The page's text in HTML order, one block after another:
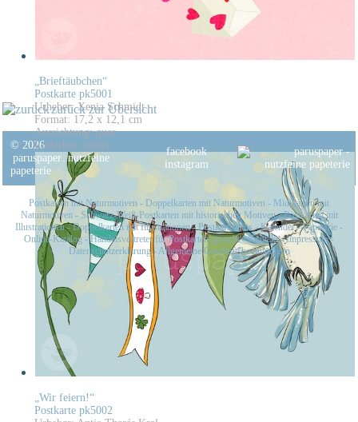
„Brieftäubchen“
Postkarte pk5001
Urheber: Xenia Schmidt
Format: 17,2 x 12,1 cm
Ausrichtung: quer
Lieferbar: sofort
„Wir feiern!“
Postkarte pk5002
zurück zur Übersicht
© 2026
paruspaper. nutzfeine
papeterie
facebook
instagram
Postkarten mit Naturmotiven - Doppelkarten mit Naturmotiven - Midikarten mit
Naturmotiven - Schwarz-Weiß-Postkarten mit historischen Motiven-Postkarten mit
Illustrationen-Doppelkarten mit Illustrationen-Postkartensets-Kalender-Papeterie -
Online-Katalog -Handelsvertreter für Postkarten gesucht-Kontakt-Impressum-
Datenschutzerklärung- Allgemeine Geschäftsbedingungen